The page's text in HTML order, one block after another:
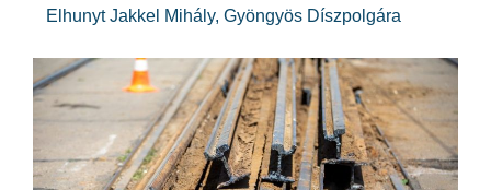
Elhunyt Jakkel Mihály, Gyöngyös Díszpolgára